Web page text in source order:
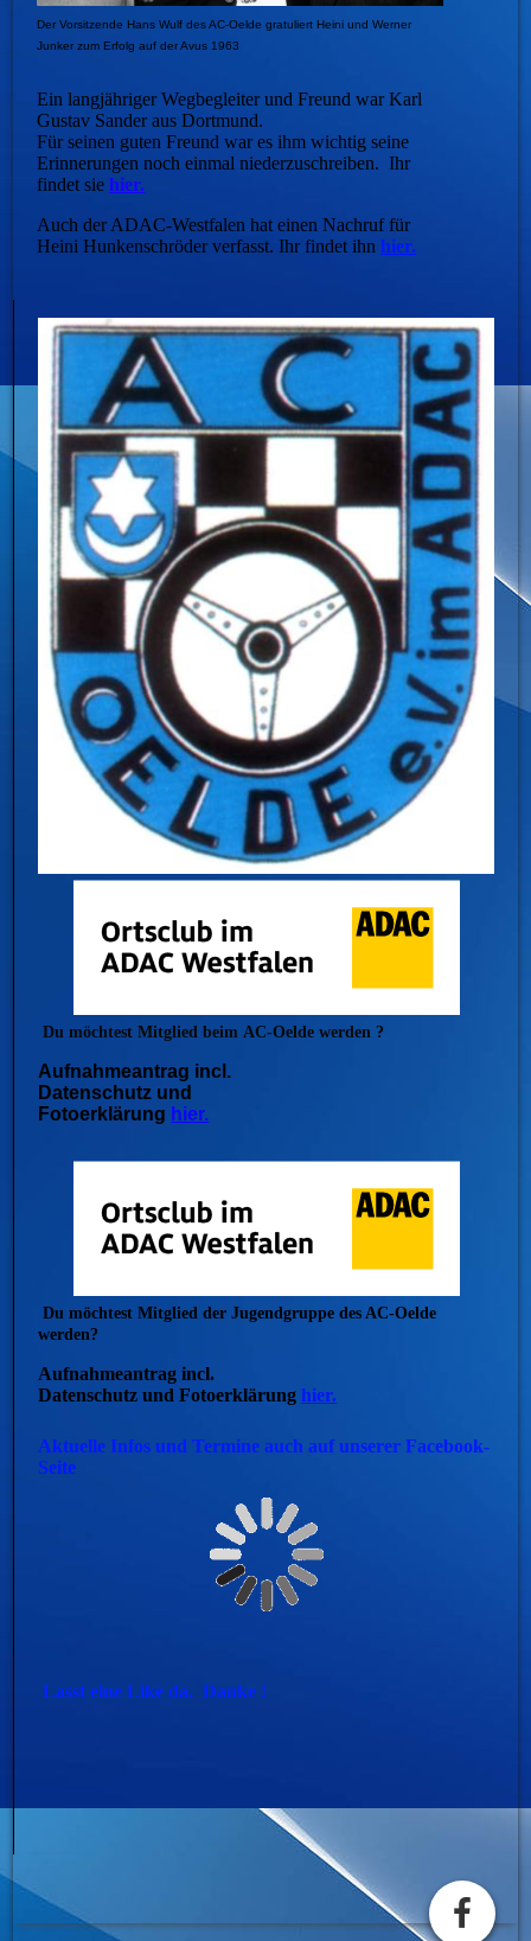
Der Vorsitzende Hans Wulf des AC-Oelde gratuliert Heini und Werner
Junker zum Erfolg auf der Avus 1963
Ein langjähriger Wegbegleiter und Freund war Karl
Gustav Sander aus Dortmund.
Für seinen guten Freund war es ihm wichtig seine
Erinnerungen noch einmal niederzuschreiben. Ihr
findet siehier.
Auch der ADAC-Westfalen hat einen Nachruf für
Heini Hunkenschröder verfasst. Ihr findet ihnhier.
Du möchtest Mitglied beimAC-Oelde werden ?
Aufnahmeantrag incl.
Datenschutz und
Fotoerklärung hier.
Du möchtest Mitglied der Jugendgruppe des AC-Oelde
werden?
Aufnahmeantrag incl.
Datenschutz und Fotoerklärunghier.
Aktuelle Infos und Termine auch auf unserer Facebook-
Seite
Lasst eine Like da. Danke !